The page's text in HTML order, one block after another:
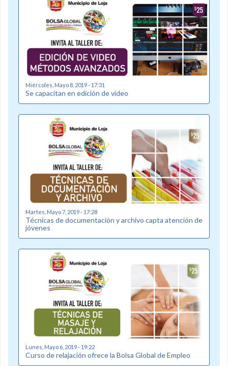
Miércoles, Mayo 8, 2019 - 17:31
Se capacitan en edición de video
Martes, Mayo 7, 2019 - 17:28
Técnicas de documentación y archivo capta atención de
jóvenes
Lunes, Mayo 6, 2019 - 19:22
Curso de relajación ofrece la Bolsa Global de Empleo